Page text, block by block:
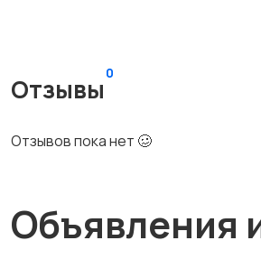
Отзывы
0
Отзывов пока нет 🥴
Объявления